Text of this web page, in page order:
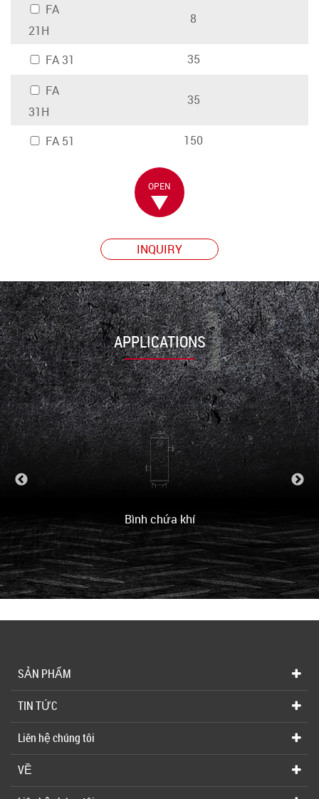
FA
21H
8
FA 31
35
FA
31H
35
FA 51 150
OPEN
INQUIRY
APPLICATIONS
Bình chứa khí
SẢN PHẨM
TIN TỨC
Liên hệ chúng tôi
VỀ